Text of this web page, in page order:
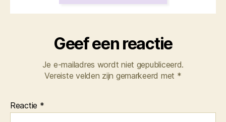
Geef een reactie
Je e-mailadres wordt niet gepubliceerd.
Vereiste velden zijn gemarkeerd met *
Reactie *